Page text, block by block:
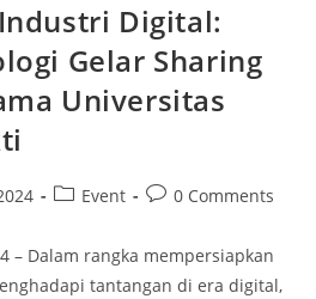
Digital:
Gelar Sharing
Universitas
Event 0 Comments
– Dalam rangka mempersiapkan
tantangan di era digital,